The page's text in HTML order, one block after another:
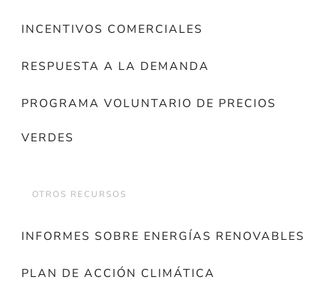
INCENTIVOS COMERCIALES
RESPUESTA A LA DEMANDA
PROGRAMA VOLUNTARIO DE PRECIOS
VERDES
OTROS RECURSOS
INFORMES SOBRE ENERGÍAS RENOVABLES
PLAN DE ACCIÓN CLIMÁTICA